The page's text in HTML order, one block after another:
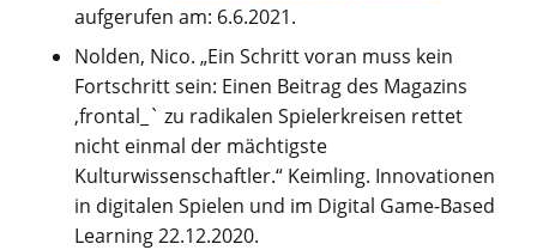
aufgerufen am: 6.6.2021.
Nolden, Nico. „Ein Schritt voran muss kein
Fortschritt sein: Einen Beitrag des Magazins
‚frontal_` zu radikalen Spielerkreisen rettet
nicht einmal der mächtigste
Kulturwissenschaftler.“ Keimling. Innovationen
in digitalen Spielen und im Digital Game-Based
Learning 22.12.2020.